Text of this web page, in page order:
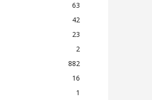
63
42
23
2
882
16
1